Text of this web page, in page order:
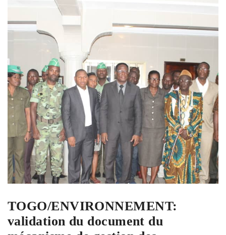
TOGO/ENVIRONNEMENT:
validation du document du